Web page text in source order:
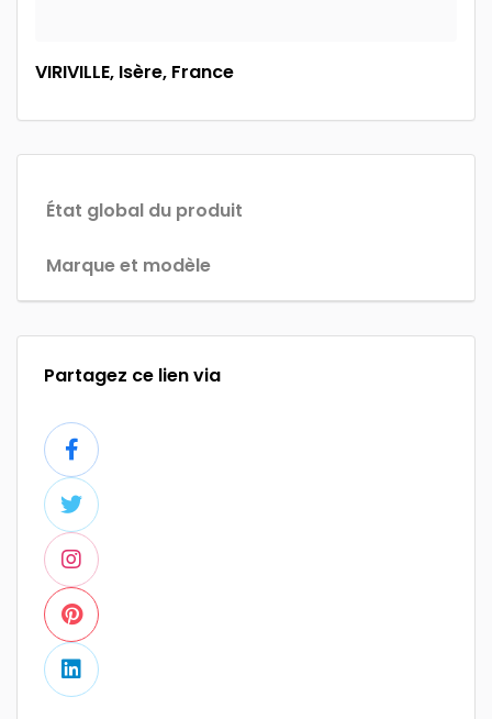
VIRIVILLE, Isère, France
État global du produit
Marque et modèle
Partagez ce lien via